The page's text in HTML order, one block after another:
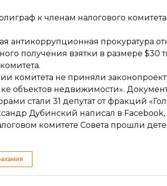
к членам налогового комитета
антикоррупционная прокуратура
получения взятки в размере $30
комитета не приняли
объектов недвижимости».
стали 31 депутат от фракций
Дубинский написал в
комитете Совета прошли